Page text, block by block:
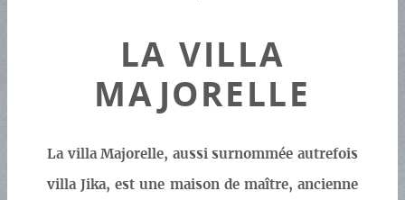
LA VILLA
MAJORELLE
La villa Majorelle, aussi surnommée autrefois
villa Jika, est une maison de maître, ancienne